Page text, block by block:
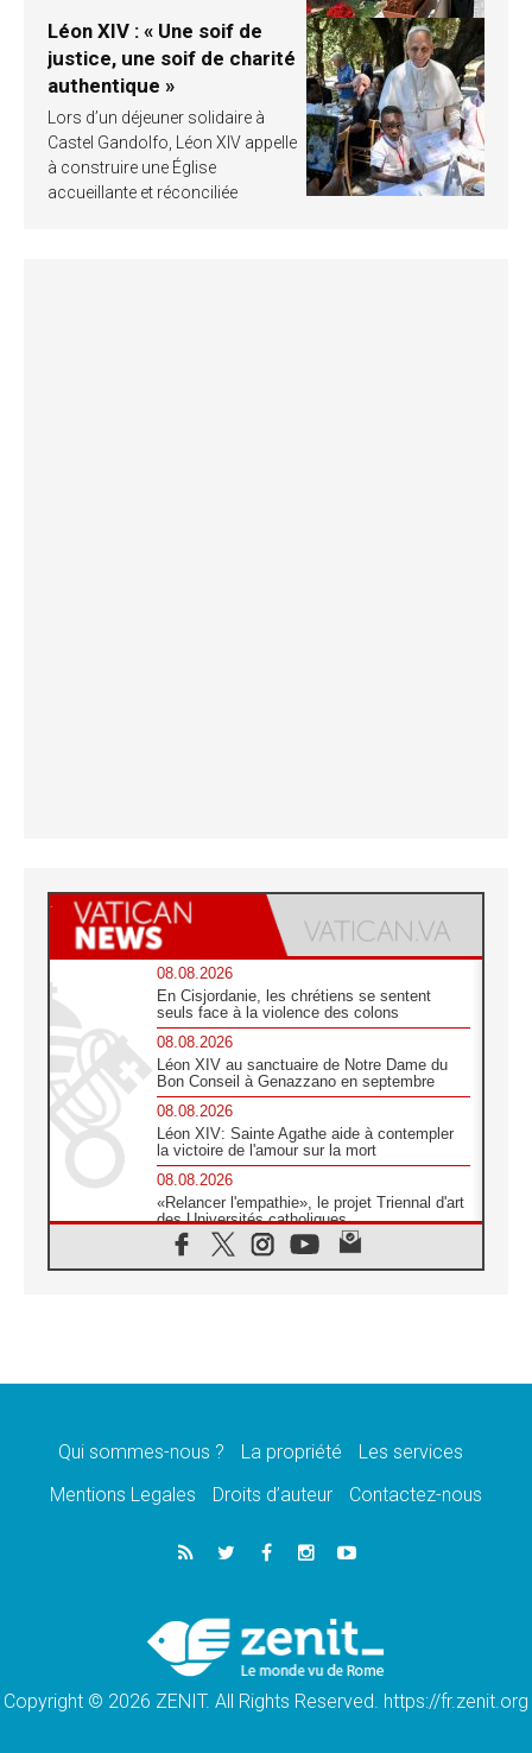
Léon XIV : « Une soif de
justice, une soif de charité
authentique »
Lors d’un déjeuner solidaire à
Castel Gandolfo, Léon XIV appelle
à construire une Église
accueillante et réconciliée
08.08.2026
En Cisjordanie, les chrétiens se sentent
seuls face à la violence des colons
08.08.2026
Léon XIV au sanctuaire de Notre Dame du
Bon Conseil à Genazzano en septembre
08.08.2026
Léon XIV: Sainte Agathe aide à contempler
la victoire de l'amour sur la mort
08.08.2026
«Relancer l'empathie», le projet Triennal d'art
des Universités catholiques
08.08.2026
Signis 2026, donner la parole aux religieuses
07.08.2026
07.08.2026
de l'Assomption et mémoire nationale
«La paix commence par l'empathie» estime
le cardinal Parolin
En Colombie, «la paix ne s'achète pas avec
une signature»
Qui sommes-nous ? La propriété
Les services
Mentions Legales
Droits d’auteur Contactez-nous
Copyright © 2026 ZENIT. All Rights Reserved. https://fr.zenit.org